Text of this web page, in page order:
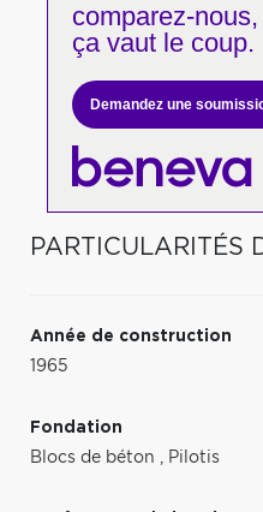
comparez-nous,
ça vaut le coup.
Demandez une
PARTICULARITÉS
Année de construction
1965
Fondation
Blocs de béton , Pilotis